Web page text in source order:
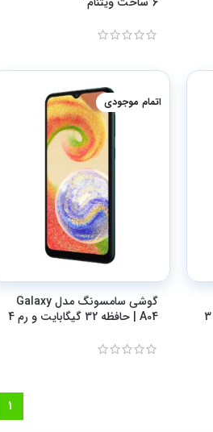
اتمام موجودی
گوشی سامسونگ مدل Galaxy
A04 | حافظه 32 گیگابایت و رم 4
1